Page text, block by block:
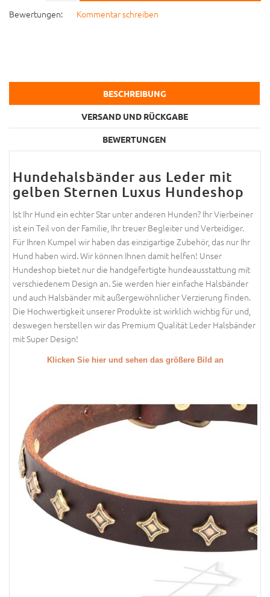
Bewertungen: Kommentar schreiben
BESCHREIBUNG
VERSAND UND RÜCKGABE
BEWERTUNGEN
Hundehalsbänder aus Leder mit
gelben Sternen Luxus Hundeshop
Ist Ihr Hund ein echter Star unter anderen Hunden? Ihr Vierbeiner
ist ein Teil von der Familie, Ihr treuer Begleiter und Verteidiger.
Für Ihren Kumpel wir haben das einzigartige Zubehör, das nur Ihr
Hund haben wird. Wir können Ihnen damit helfen! Unser
Hundeshop bietet nur die handgefertigte hundeausstattung mit
verschiedenem Design an. Sie werden hier einfache Halsbänder
und auch Halsbänder mit außergewöhnlicher Verzierung finden.
Die Hochwertigkeit unserer Produkte ist wirklich wichtig für und,
deswegen herstellen wir das Premium Qualität Leder Halsbänder
mit Super Design!
Klicken Sie hier und sehen das größere Bild an